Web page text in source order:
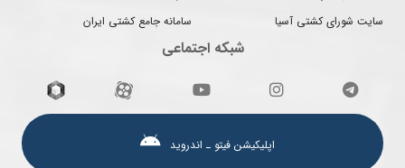
سایت شورای کشتی آسیا
سامانه جامع کشتی ایران
شبکه اجتماعی
اپلیکیشن فیتو ـ اندروید